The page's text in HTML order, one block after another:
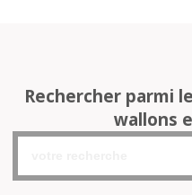
Rechercher parmi
wallons